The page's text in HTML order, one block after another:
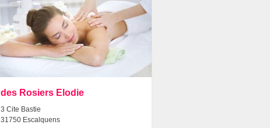
des Rosiers Elodie
3 Cite Bastie
31750 Escalquens